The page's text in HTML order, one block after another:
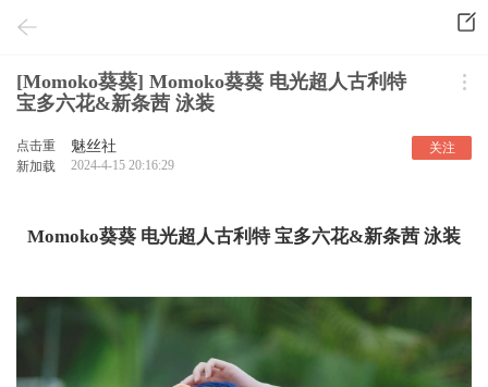
[Momoko葵葵] Momoko葵葵 电光超人古利特
宝多六花&新条茜 泳装
点击重
新加载
魅丝社
2024-4-15 20:16:29
关注
Momoko葵葵 电光超人古利特 宝多六花&新条茜 泳装